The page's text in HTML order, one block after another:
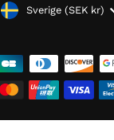
VALUTASverige (SEK kr)